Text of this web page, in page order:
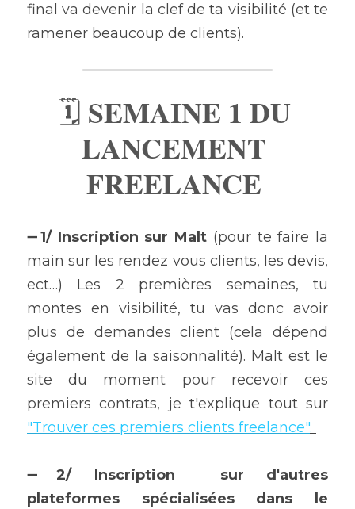
final va devenir la clef de ta visibilité (et te
ramener beaucoup de clients).
🗓 SEMAINE 1 DU
LANCEMENT
FREELANCE
➖1/ Inscription sur Malt (pour te faire la
main sur les rendez vous clients, les devis,
ect…) Les 2 premières semaines, tu
montes en visibilité, tu vas donc avoir
plus de demandes client (cela dépend
également de la saisonnalité). Malt est le
site du moment pour recevoir ces
"Trouver ces premiers clients freelance".
➖2/ Inscription
sur d'autres
plateformes spécialisées dans le